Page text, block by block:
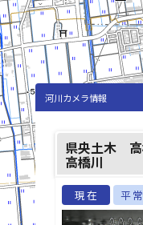
河川カメラ情報
県央土木
高橋川
現在 平